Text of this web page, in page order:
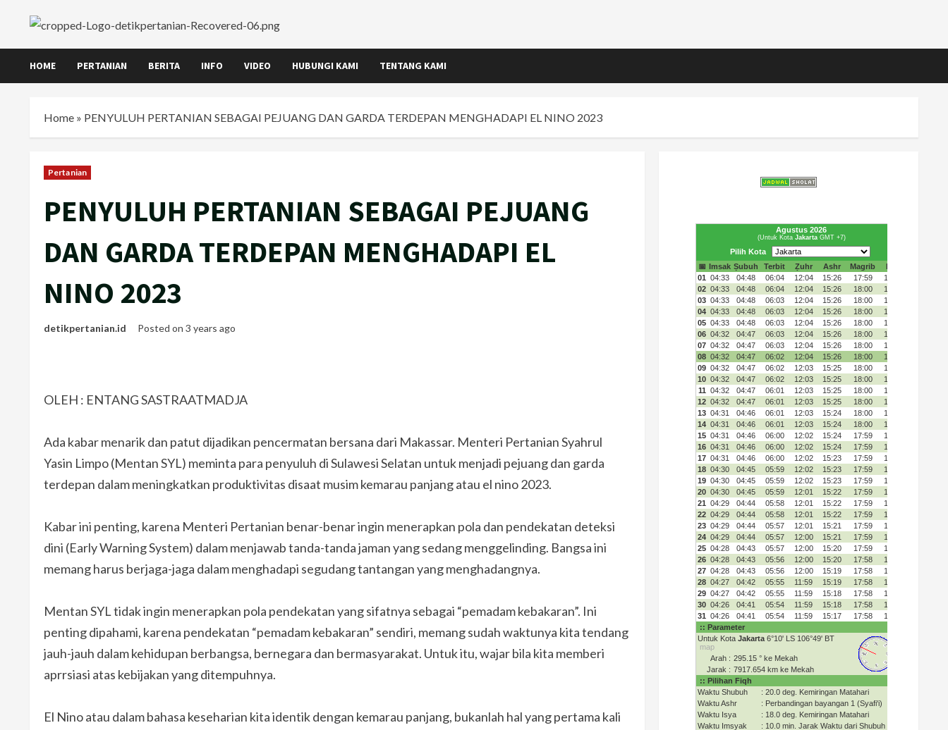
content
HOME PERTANIAN BERITA INFO VIDEO HUBUNGI KAMI TENTANG KAMI
Home » PENYULUH PERTANIAN SEBAGAI PEJUANG DAN GARDA TERDEPAN MENGHADAPI EL NINO 2023
Pertanian
PENYULUH PERTANIAN SEBAGAI PEJUANG
DAN GARDA TERDEPAN MENGHADAPI EL
NINO 2023
detikpertanian.id Posted on 3 years ago
OLEH : ENTANG SASTRAATMADJA
Ada kabar menarik dan patut dijadikan pencermatan bersana dari Makassar. Menteri Pertanian Syahrul
Yasin Limpo (Mentan SYL) meminta para penyuluh di Sulawesi Selatan untuk menjadi pejuang dan garda
terdepan dalam meningkatkan produktivitas disaat musim kemarau panjang atau el nino 2023.
Kabar ini penting, karena Menteri Pertanian benar-benar ingin menerapkan pola dan pendekatan deteksi
dini (Early Warning System) dalam menjawab tanda-tanda jaman yang sedang menggelinding. Bangsa ini
memang harus berjaga-jaga dalam menghadapi segudang tantangan yang menghadangnya.
Mentan SYL tidak ingin menerapkan pola pendekatan yang sifatnya sebagai “pemadam kebakaran”. Ini
penting dipahami, karena pendekatan “pemadam kebakaran” sendiri, memang sudah waktunya kita tendang
jauh-jauh dalam kehidupan berbangsa, bernegara dan bermasyarakat. Untuk itu, wajar bila kita memberi
aprrsiasi atas kebijakan yang ditempuhnya.
El Nino atau dalam bahasa keseharian kita identik dengan kemarau panjang, bukanlah hal yang pertama kali